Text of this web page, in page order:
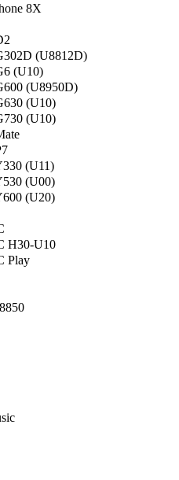
8X
(U8812D)
(U10)
(U8950D)
(U10)
(U10)
(U11)
(U00)
(U20)
H30-U10
Play